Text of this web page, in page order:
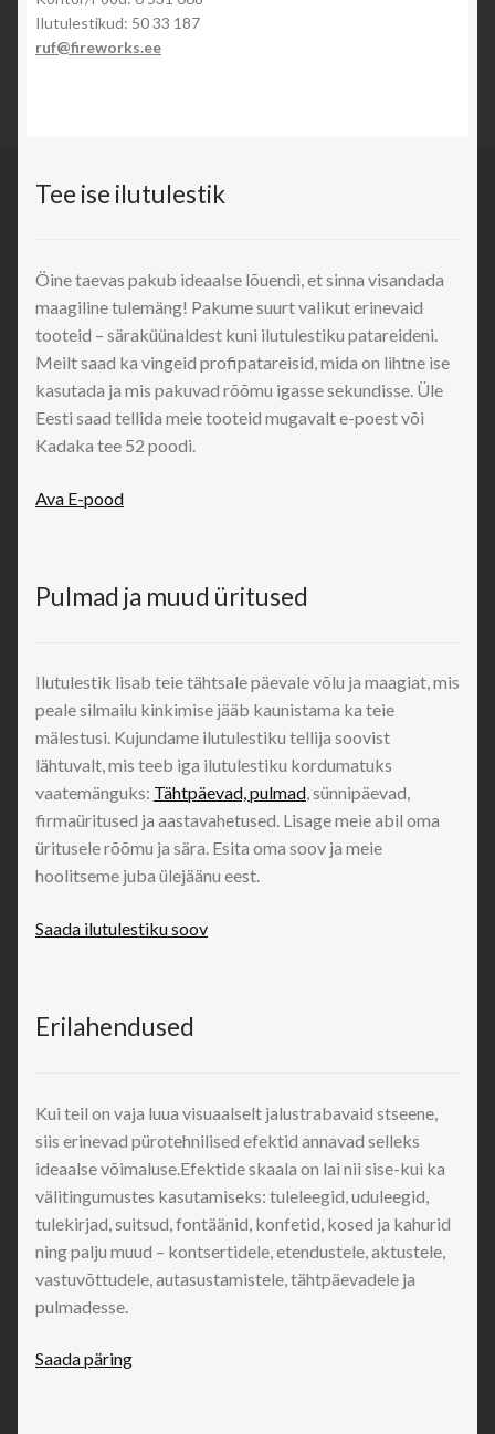
Ilutulestikud: 50 33 187
ruf@fireworks.ee
Tee ise ilutulestik
Öine taevas pakub ideaalse lõuendi, et sinna visandada
maagiline tulemäng! Pakume suurt valikut erinevaid
tooteid – säraküünaldest kuni ilutulestiku patareideni.
Meilt saad ka vingeid profipatareisid, mida on lihtne ise
kasutada ja mis pakuvad rõõmu igasse sekundisse. Üle
Eesti saad tellida meie tooteid mugavalt e-poest või
Kadaka tee 52 poodi.
Ava E-pood
Pulmad ja muud üritused
Ilutulestik lisab teie tähtsale päevale võlu ja maagiat, mis
peale silmailu kinkimise jääb kaunistama ka teie
mälestusi. Kujundame ilutulestiku tellija soovist
lähtuvalt, mis teeb iga ilutulestiku kordumatuks
vaatemänguks: Tähtpäevad, pulmad, sünnipäevad,
firmaüritused ja aastavahetused. Lisage meie abil oma
üritusele rõõmu ja sära. Esita oma soov ja meie
hoolitseme juba ülejäänu eest.
Saada ilutulestiku soov
Erilahendused
Kui teil on vaja luua visuaalselt jalustrabavaid stseene,
siis erinevad pürotehnilised efektid annavad selleks
ideaalse võimaluse.Efektide skaala on lai nii sise-kui ka
välitingumustes kasutamiseks: tuleleegid, uduleegid,
tulekirjad, suitsud, fontäänid, konfetid, kosed ja kahurid
ning palju muud – kontsertidele, etendustele, aktustele,
vastuvõttudele, autasustamistele, tähtpäevadele ja
pulmadesse.
Saada päring